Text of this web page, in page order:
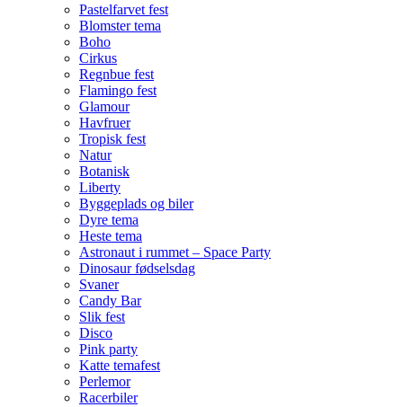
Pastelfarvet fest
Blomster tema
Boho
Cirkus
Regnbue fest
Flamingo fest
Glamour
Havfruer
Tropisk fest
Natur
Botanisk
Liberty
Byggeplads og biler
Dyre tema
Heste tema
Astronaut i rummet – Space Party
Dinosaur fødselsdag
Svaner
Candy Bar
Slik fest
Disco
Pink party
Katte temafest
Perlemor
Racerbiler